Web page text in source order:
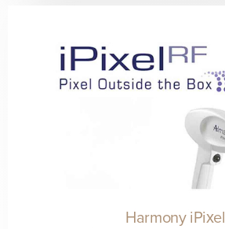
Harmony iPixel